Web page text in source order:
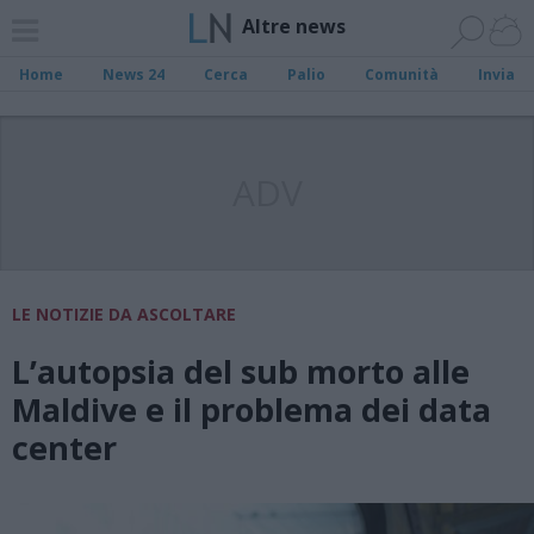
Altre news
Home News 24 Cerca Palio Comunità Invia
LE NOTIZIE DA ASCOLTARE
L’autopsia del sub morto alle
Maldive e il problema dei data
center